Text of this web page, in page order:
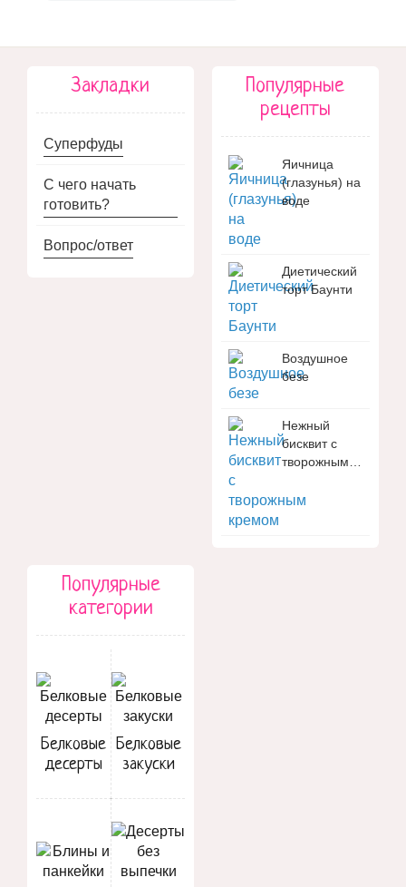
Закладки
Суперфуды
С чего начать
готовить?
Вопрос/ответ
Популярные
рецепты
Яичница
(глазунья) на
воде
Диетический
торт Баунти
Воздушное
безе
Нежный
бисквит с
творожным…
Популярные
категории
Белковые
десерты
Белковые
закуски